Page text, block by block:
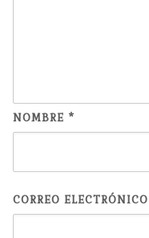
NOMBRE *
CORREO ELECTRÓNICO